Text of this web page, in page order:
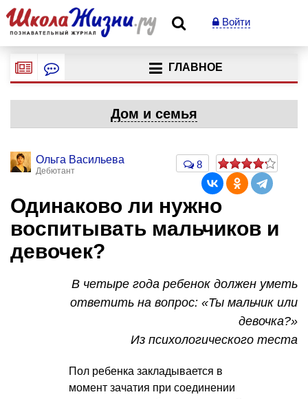
Войти
ГЛАВНОЕ
Дом и семья
Ольга Васильева
Дебютант
8
Одинаково ли нужно
воспитывать мальчиков и
девочек?
В четыре года ребенок должен уметь
ответить на вопрос: «Ты мальчик или
девочка?»
Из психологического теста
Пол ребенка закладывается в
момент зачатия при соединении